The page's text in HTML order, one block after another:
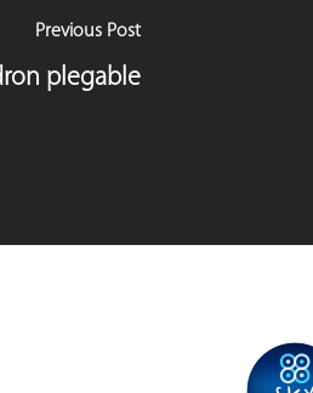
Previous Post
plegable